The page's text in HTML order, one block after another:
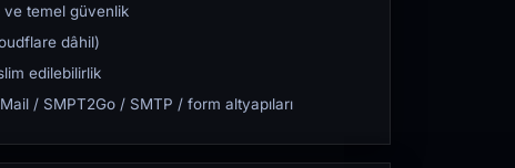
ve temel güvenlik
dâhil)
edilebilirlik
/ SMPT2Go / SMTP / form altyapıları